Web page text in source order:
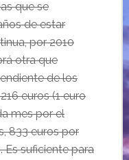
que se
de estar
por 2010
otra que
de los
euros (1 euro
mes por el
833 euros por
Es suficiente para